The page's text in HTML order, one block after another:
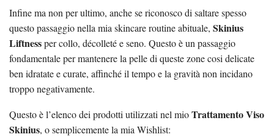
Infine ma non per ultimo, anche se riconosco di saltare spesso
questo passaggio nella mia skincare routine abituale, Skinius
Liftnessper collo, décolleté e seno. Questo è un passaggio
fondamentale per mantenere la pelle di queste zone cosi delicate
ben idratate e curate, affinché il tempo e la gravità non incidano
troppo negativamente.
Questo è l’elenco dei prodotti utilizzati nel mioTrattamento Viso
Skinius, o semplicemente la mia Wishlist: